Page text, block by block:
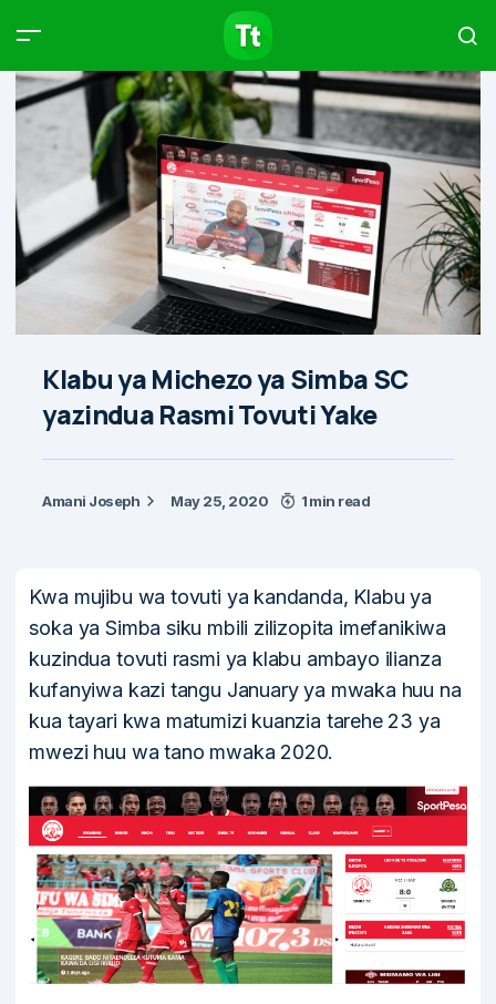
Klabu ya Michezo ya Simba SC
yazindua Rasmi Tovuti Yake
Amani Joseph May 25, 2020 1 min read
Kwa mujibu wa tovuti ya kandanda, Klabu ya
soka ya Simba siku mbili zilizopita imefanikiwa
kuzindua tovuti rasmi ya klabu ambayo ilianza
kufanyiwa kazi tangu January ya mwaka huu na
kua tayari kwa matumizi kuanzia tarehe 23 ya
mwezi huu wa tano mwaka 2020.
Products Articles
Type to start searching…